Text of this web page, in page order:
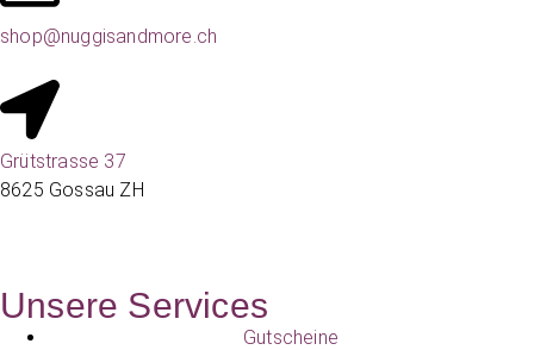
shop@nuggisandmore.ch
Grütstrasse 37
8625 Gossau ZH
Unsere Services
Gutscheine